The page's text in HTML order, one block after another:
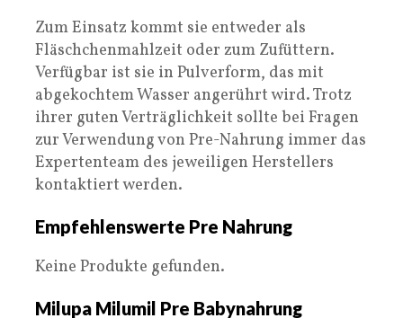
Zum Einsatz kommt sie entweder als
Fläschchenmahlzeit oder zum Zufüttern.
Verfügbar ist sie in Pulverform, das mit
abgekochtem Wasser angerührt wird. Trotz
ihrer guten Verträglichkeit sollte bei Fragen
zur Verwendung von Pre-Nahrung immer das
Expertenteam des jeweiligen Herstellers
kontaktiert werden.
Empfehlenswerte Pre Nahrung
Keine Produkte gefunden.
Milupa Milumil Pre Babynahrung